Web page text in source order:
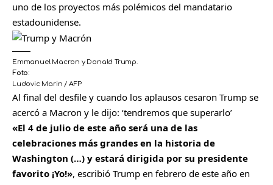
uno de los proyectos más polémicos del mandatario
estadounidense.
Emmanuel Macron y Donald Trump.
Foto:
Ludovic Marin / AFP
Al final del desfile y cuando los aplausos cesaron Trump se
acercó a Macron y le dijo: ‘tendremos que superarlo’
«El 4 de julio de este año será una de las
celebraciones más grandes en la historia de
Washington (…) y estará dirigida por su presidente
favorito ¡Yo!», escribió Trump en febrero de este año en